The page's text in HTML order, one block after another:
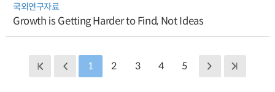
국외연구자료
Growth is Getting Harder to Find, Not Ideas
1 2 3 4 5